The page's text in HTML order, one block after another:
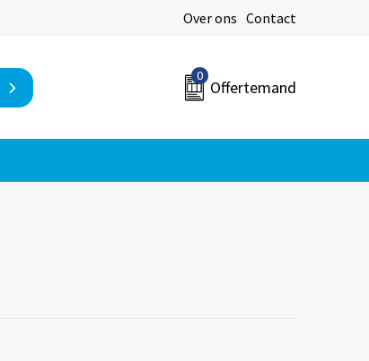
Over ons Contact
0
Offertemand